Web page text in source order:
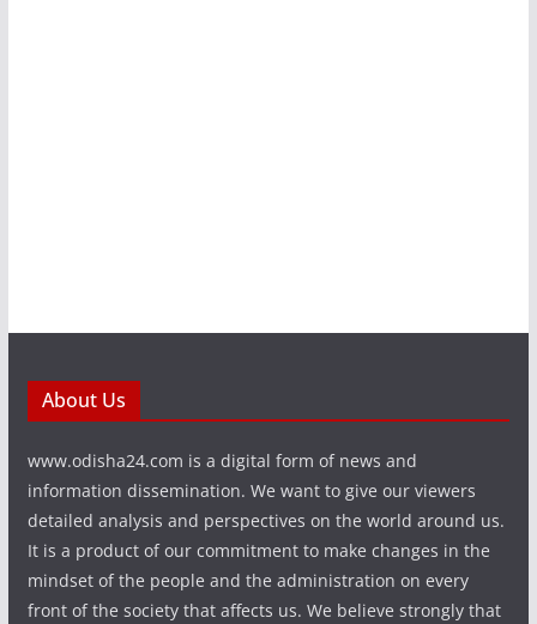
About Us
www.odisha24.com is a digital form of news and
information dissemination. We want to give our viewers
detailed analysis and perspectives on the world around us.
It is a product of our commitment to make changes in the
mindset of the people and the administration on every
front of the society that affects us. We believe strongly that